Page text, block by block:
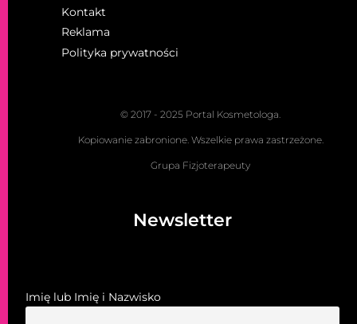
Kontakt
Reklama
Polityka prywatności
© 2017 - 2025 Portal Kosmetologa.
Kopiowanie zabronione. Wszelkie prawa zastrzeżone.
Grupa Fizjoterapeuty
Newsletter
Imię lub Imię i Nazwisko